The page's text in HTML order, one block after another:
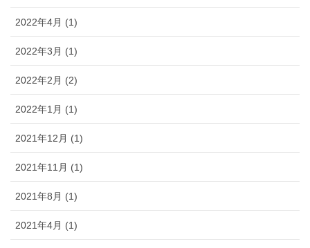
2022年4月 (1)
2022年3月 (1)
2022年2月 (2)
2022年1月 (1)
2021年12月 (1)
2021年11月 (1)
2021年8月 (1)
2021年4月 (1)